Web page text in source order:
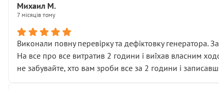
Михаил М.
7 місяців тому
Виконали повну перевірку та дефіктовку генератора.
На все про все витратив 2 години і виїхав власним
не забувайте, хто вам зроби все за 2 години і